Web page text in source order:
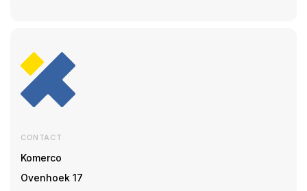
CONTACT
Komerco
Ovenhoek 17